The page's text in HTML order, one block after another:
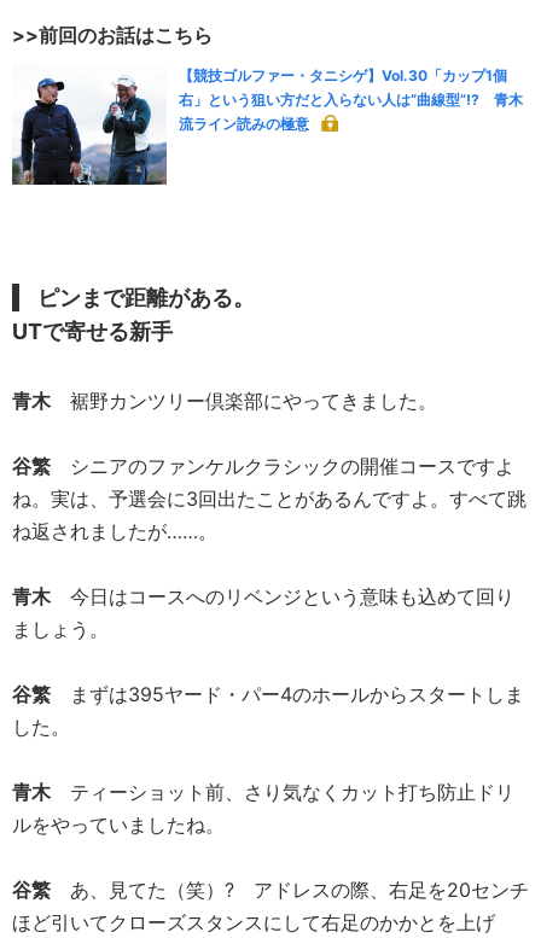
>>前回のお話はこちら
【競技ゴルファー・タニシゲ】Vol.30「カップ1個
右」という狙い方だと入らない人は“曲線型”!? 青木
流ライン読みの極意
ピンまで距離がある。
UTで寄せる新手
青木裾野カンツリー倶楽部にやってきました。
谷繁 シニアのファンケルクラシックの開催コースですよ
ね。実は、予選会に3回出たことがあるんですよ。すべて跳
ね返されましたが……。
青木今日はコースへのリベンジという意味も込めて回り
ましょう。
谷繁 まずは395ヤード・パー4のホールからスタートしま
した。
青木ティーショット前、さり気なくカット打ち防止ドリ
ルをやっていましたね。
谷繁 あ、見てた（笑）? アドレスの際、右足を20センチ
ほど引いてクローズスタンスにして右足のかかとを上げ